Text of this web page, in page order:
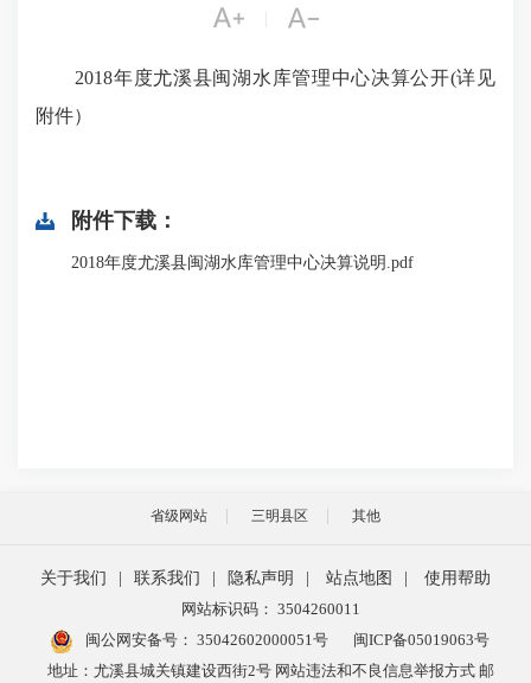
 
2018年度尤溪县闽湖水库管理中心决算公开(详见
附件）
附件下载：
2018年度尤溪县闽湖水库管理中心决算说明.pdf
省级网站 三明县区 其他
关于我们 联系我们 隐私声明 站点地图
使用帮助
网站标识码： 3504260011
闽公网安备号： 35042602000051号
闽ICP备05019063号
地址：尤溪县城关镇建设西街2号 网站违法和不良信息举报方式 邮